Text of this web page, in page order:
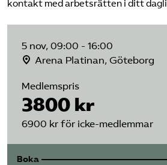
kontakt med arbetsrätten i ditt
5 nov, 09:00 - 16:00
Arena Platinan, Göteborg
Medlemspris
3800 kr
6900 kr för icke-medlemmar
Boka